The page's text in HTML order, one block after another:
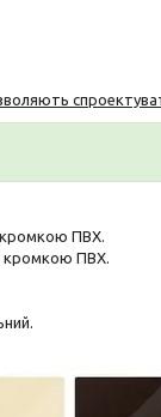
ПВХ.
кромкою ПВХ.